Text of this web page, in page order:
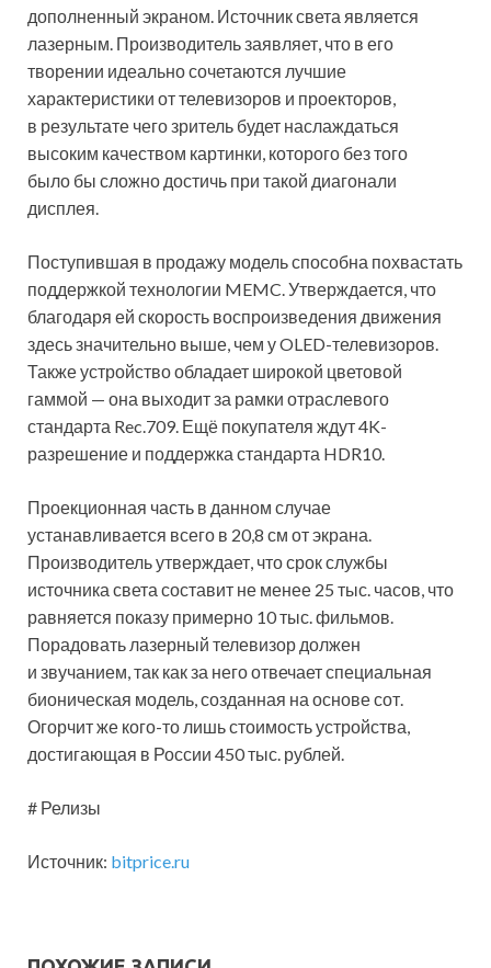
дополненный экраном. Источник света является
лазерным. Производитель заявляет, что в его
творении идеально сочетаются лучшие
характеристики от телевизоров и проекторов,
в результате чего зритель будет наслаждаться
высоким качеством картинки, которого без того
было бы сложно достичь при такой диагонали
дисплея.
Поступившая в продажу модель способна похвастать
поддержкой технологии MEMC. Утверждается, что
благодаря ей скорость воспроизведения движения
здесь значительно выше, чем у OLED-телевизоров.
Также устройство обладает широкой цветовой
гаммой — она выходит за рамки отраслевого
стандарта Rec.709. Ещё покупателя ждут 4K-
разрешение и поддержка стандарта HDR10.
Проекционная часть в данном случае
устанавливается всего в 20,8 см от экрана.
Производитель утверждает, что срок службы
источника света составит не менее 25 тыс. часов, что
равняется показу примерно 10 тыс. фильмов.
Порадовать лазерный телевизор должен
и звучанием, так как за него отвечает специальная
бионическая модель, созданная на основе сот.
Огорчит же кого-то лишь стоимость устройства,
достигающая в России 450 тыс. рублей.
# Релизы
Источник: bitprice.ru